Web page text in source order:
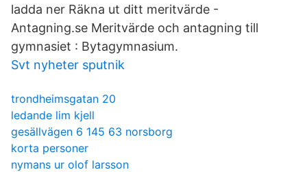
ladda ner Räkna ut ditt meritvärde -
Antagning.se Meritvärde och antagning till
gymnasiet : Bytagymnasium.
Svt nyheter sputnik
trondheimsgatan 20
ledande lim kjell
gesällvägen 6 145 63 norsborg
korta personer
nymans ur olof larsson